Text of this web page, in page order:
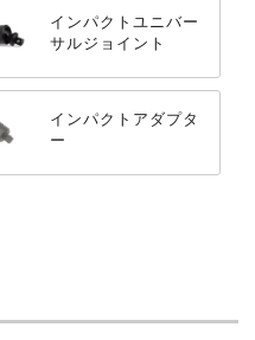
インパクトユニバー
サルジョイント
インパクトアダプタ
ー